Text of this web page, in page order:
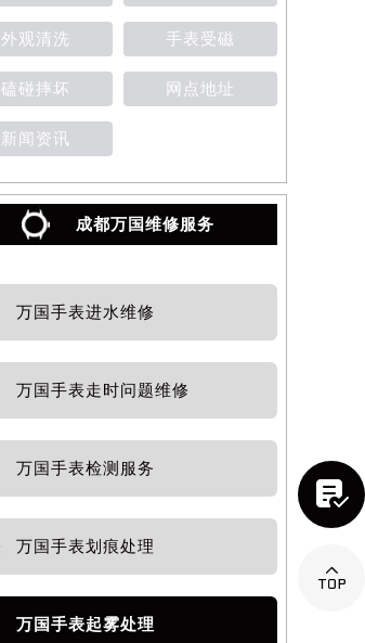
外观清洗 手表受磁
磕碰摔坏 网点地址
新闻资讯
成都万国维修服务
万国手表进水维修
万国手表走时问题维修
万国手表检测服务
万国手表划痕处理
万国手表起雾处理

